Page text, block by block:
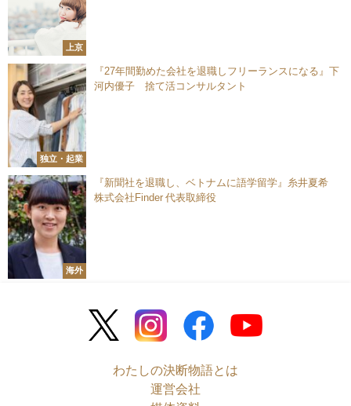
上京
独立・起業
『27年間勤めた会社を退職しフリーランスになる』下
河内優子 捨て活コンサルタント
海外
『新聞社を退職し、ベトナムに語学留学』糸井夏希
株式会社Finder 代表取締役
わたしの決断物語とは
運営会社